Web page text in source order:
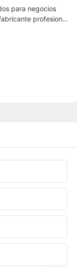
para negocios
profesional